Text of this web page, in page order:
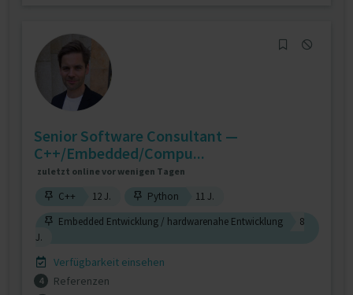
Senior Software Consultant —
C++/Embedded/Compu...
zuletzt online vor wenigen Tagen
C++ 12 J. Python
11 J.
Embedded Entwicklung / hardwarenahe Entwicklung
8
J.
Verfügbarkeit einsehen
4
Referenzen